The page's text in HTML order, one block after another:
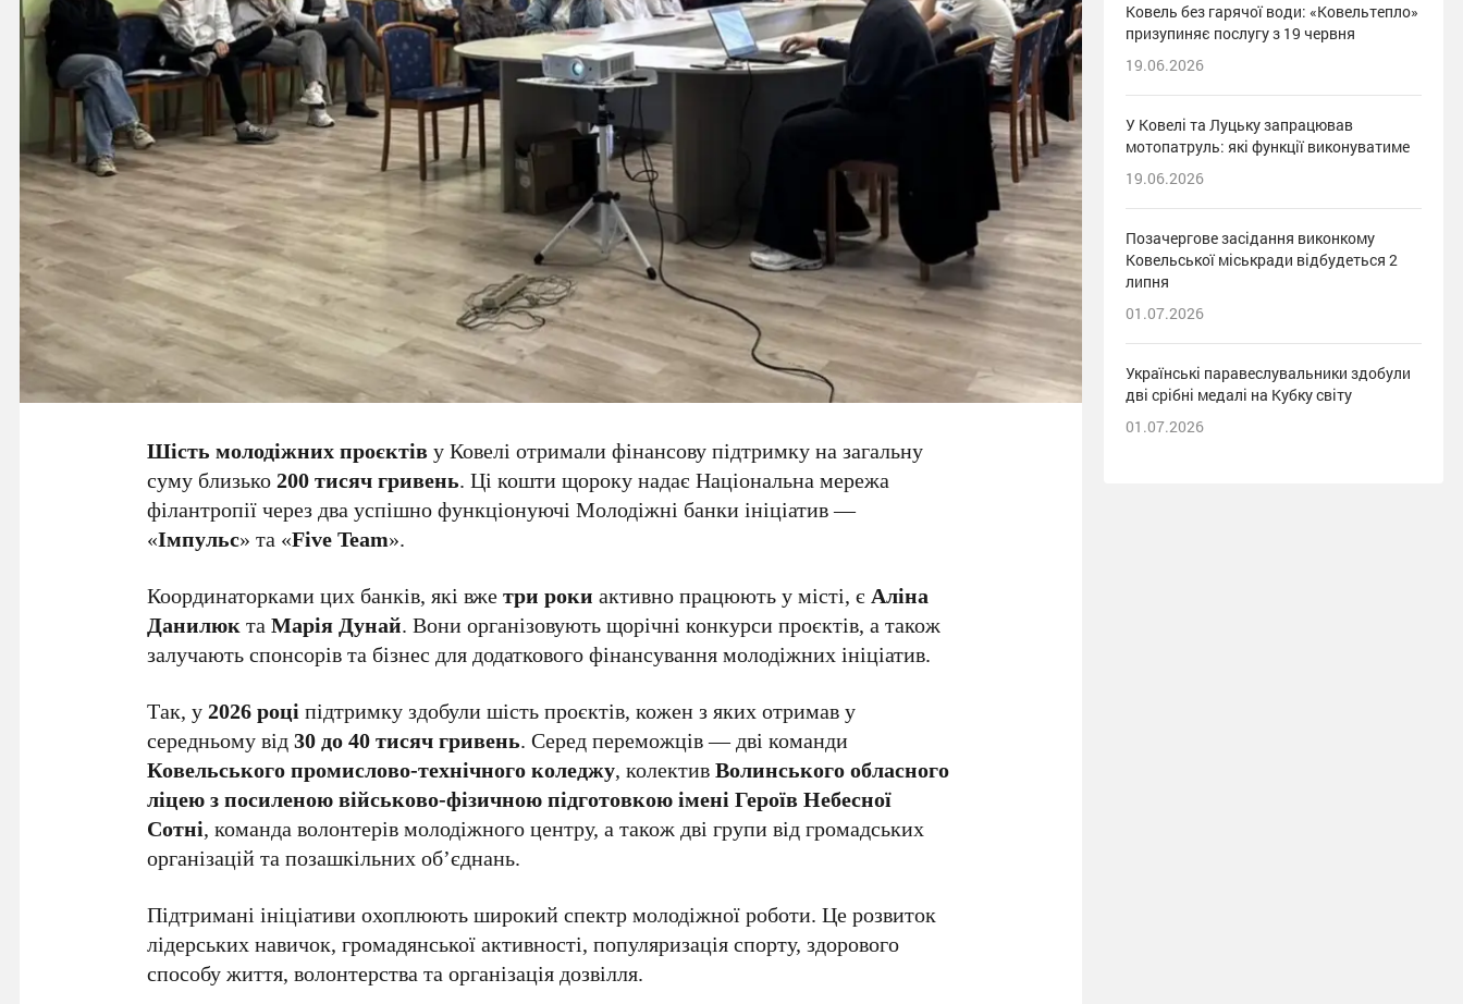
Шість молодіжних проєктіву Ковелі отримали фінансову підтримку на загальну
суму близько200 тисяч гривень. Ці кошти щороку надає Національна мережа
філантропії через два успішно функціонуючі Молодіжні банки ініціатив —
«Імпульс» та «Five Team».
Координаторками цих банків, які вжетри роки активно працюють у місті, єАліна
ДанилюктаМарія Дунай. Вони організовують щорічні конкурси проєктів, а також
залучають спонсорів та бізнес для додаткового фінансування молодіжних ініціатив.
Так, у2026 роціпідтримку здобули шість проєктів, кожен з яких отримав у
середньому від30 до 40 тисяч гривень. Серед переможців — дві команди
Ковельського промислово-технічного коледжу, колективВолинського обласного
ліцею з посиленою військово-фізичною підготовкою імені Героїв Небесної
Сотні, команда волонтерів молодіжного центру, а також дві групи від громадських
організацій та позашкільних об’єднань.
Підтримані ініціативи охоплюють широкий спектр молодіжної роботи. Це розвиток
лідерських навичок, громадянської активності, популяризація спорту, здорового
способу життя, волонтерства та організація дозвілля.
Ковель без гарячої води: «Ковельтепло»
призупиняє послугу з 19 червня
19.06.2026
У Ковелі та Луцьку запрацював
мотопатруль: які функції виконуватиме
19.06.2026
Позачергове засідання виконкому
Ковельської міськради відбудеться 2
липня
01.07.2026
Українські паравеслувальники здобули
дві срібні медалі на Кубку світу
01.07.2026